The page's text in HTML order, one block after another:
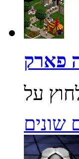
פארק
שונים